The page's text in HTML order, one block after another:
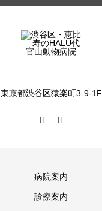
東京都渋谷区猿楽町3-9-1F
病院案内
診療案内